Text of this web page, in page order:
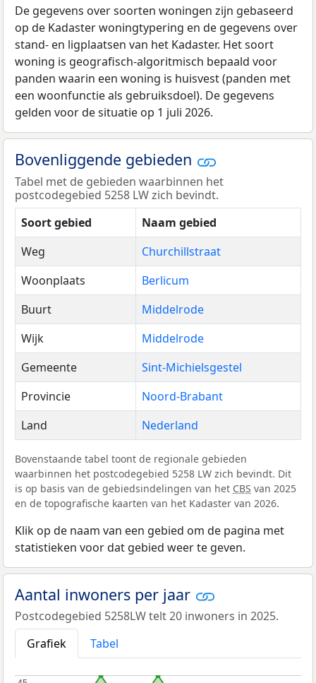
De gegevens over soorten woningen zijn gebaseerd
op de Kadaster woningtypering en de gegevens over
stand- en ligplaatsen van het Kadaster. Het soort
woning is geografisch-algoritmisch bepaald voor
panden waarin een woning is huisvest (panden met
een woonfunctie als gebruiksdoel). De gegevens
gelden voor de situatie op 1 juli 2026.
Bovenliggende gebieden
Tabel met de gebieden waarbinnen het
postcodegebied 5258 LW zich bevindt.
Soort gebied
Naam gebied
Weg
Churchillstraat
Woonplaats
Berlicum
Buurt
Middelrode
Wijk
Middelrode
Gemeente
Sint-Michielsgestel
Provincie
Noord-Brabant
Land
Nederland
Bovenstaande tabel toont de regionale gebieden
waarbinnen het postcodegebied 5258 LW zich bevindt. Dit
is op basis van de gebiedsindelingen van het CBS van 2025
en de topografische kaarten van het Kadaster van 2026.
Klik op de naam van een gebied om de pagina met
statistieken voor dat gebied weer te geven.
Aantal inwoners per jaar
Postcodegebied 5258LW telt 20 inwoners in 2025.
Grafiek
Tabel